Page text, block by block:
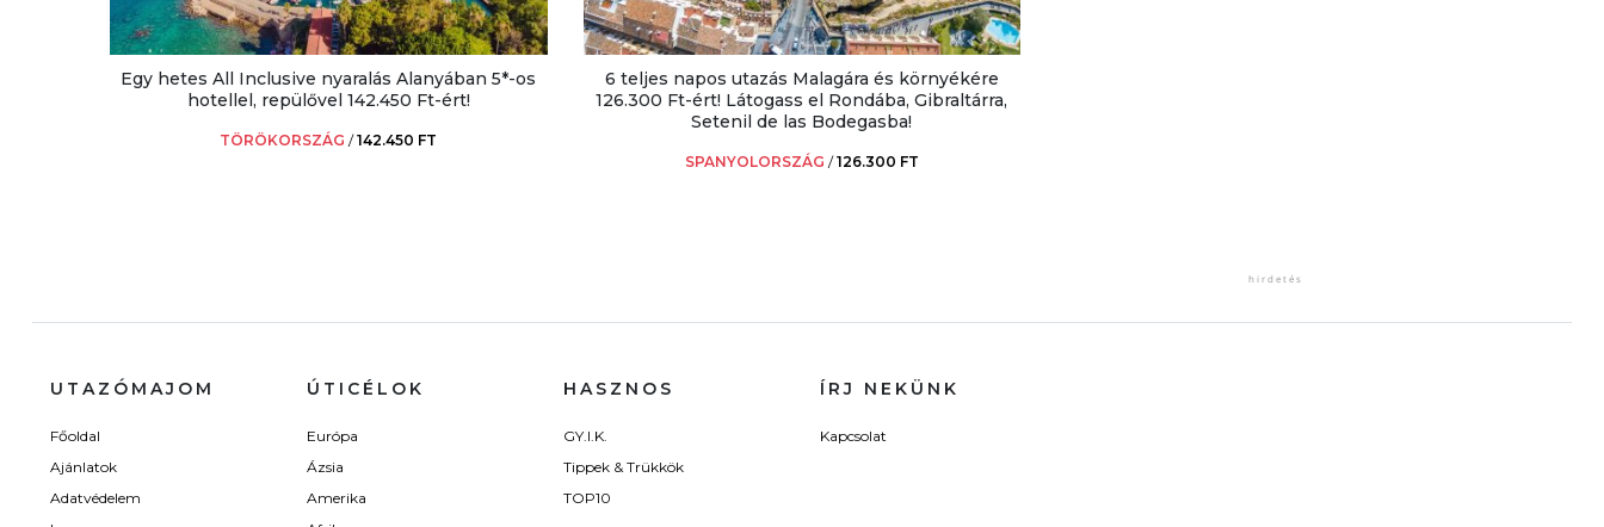
Egy hetes All Inclusive nyaralás Alanyában 5*-os
hotellel, repülővel 142.450 Ft-ért!
TÖRÖKORSZÁG /142.450 FT
6 teljes napos utazás Malagára és környékére
126.300 Ft-ért! Látogass el Rondába, Gibraltárra,
Setenil de las Bodegasba!
SPANYOLORSZÁG /126.300 FT
UTAZÓMAJOM
Főoldal
Ajánlatok
Adatvédelem
ÚTICÉLOK
Európa
Ázsia
Amerika
HASZNOS
GY.I.K.
Tippek & Trükkök
TOP10
ÍRJ NEKÜNK
Kapcsolat